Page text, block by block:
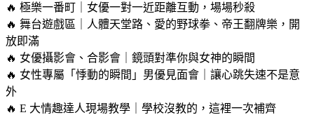
🔥 極樂一番町｜女優一對一近距離互動，場場秒殺
🔥 舞台遊戲區｜人體天堂路、愛的野球拳、帝王翻牌樂，開
放即滿
🔥 女優攝影會、合影會｜鏡頭對準你與女神的瞬間
🔥 女性專屬「悸動的瞬間」男優見面會｜讓心跳失速不是意
外
🔥 E 大情趣達人現場教學｜學校沒教的，這裡一次補齊